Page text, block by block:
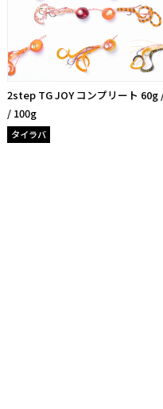
2step TG JOY コンプリート 60g
/ 100g
タイラバ